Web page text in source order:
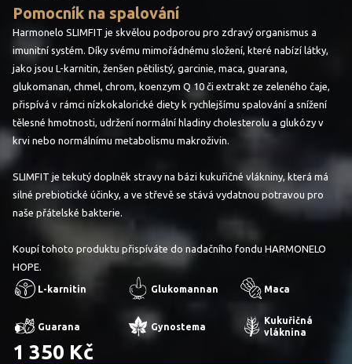
Pomocník na spalování
Harmonelo SLIMFIT je skvělou podporou pro zdravý organismus a
imunitní systém. Díky svému mimořádnému složení, které nabízí látky,
jako jsou L-karnitin, ženšen pětilistý, garcinie, maca, guarana,
glukomanan, chmel, chrom, koenzym Q 10 či extrakt ze zeleného čaje,
přispívá v rámci nízkokalorické diety k rychlejšímu spalování a snížení
tělesné hmotnosti, udržení normální hladiny cholesterolu a glukózy v
krvi nebo normálnímu metabolismu makroživin.
SLIMFIT je tekutý doplněk stravy na bázi kukuřičné vlákniny, která má
silné prebiotické účinky, a ve střevě se stává vydatnou potravou pro
naše přátelské bakterie.
Koupí tohoto produktu přispíváte do nadačního fondu HARMONELO
HOPE.
L-karnitin Glukomannan Maca
Guarana Gynostema
Kukuřičná
vláknina
1 350 Kč